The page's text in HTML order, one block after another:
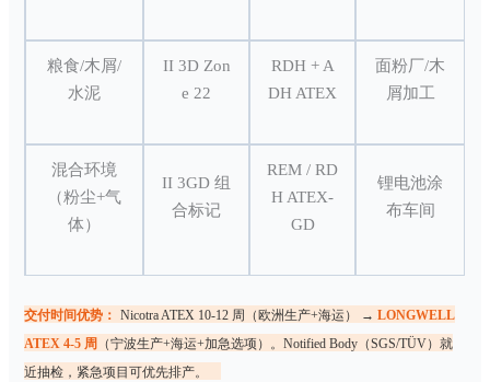
粮食/木屑/
水泥
II 3D Zon
e 22
RDH + A
DH ATEX
面粉厂/木
屑加工
混合环境
（粉尘+气
体）
II 3GD 组
合标记
REM / RD
H ATEX-
GD
锂电池涂
布车间
交付时间优势： Nicotra ATEX 10-12 周（欧洲生产+海运） →LONGWELL
ATEX 4-5 周
（宁波生产+海运+加急选项）。Notified Body（SGS/TÜV）就
近抽检，紧急项目可优先排产。